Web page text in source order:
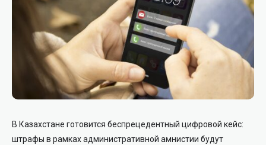
В Казахстане готовится беспрецедентный цифровой кейс:
штрафы в рамках административной амнистии будут